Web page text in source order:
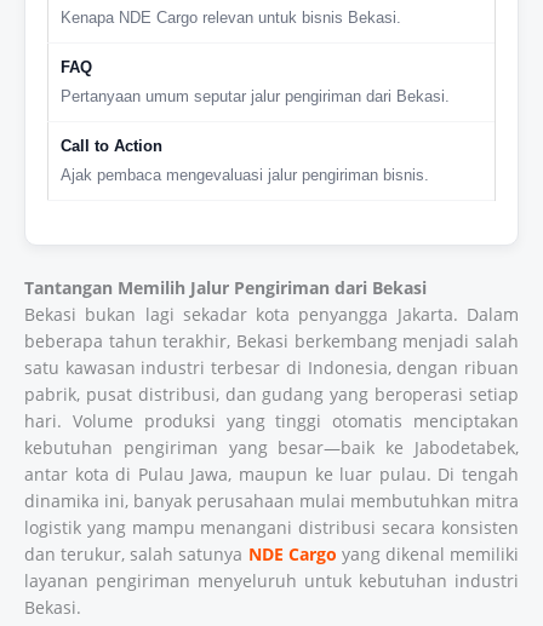
Kenapa NDE Cargo relevan untuk bisnis Bekasi.
FAQ
Pertanyaan umum seputar jalur pengiriman dari Bekasi.
Call to Action
Ajak pembaca mengevaluasi jalur pengiriman bisnis.
Tantangan Memilih Jalur Pengiriman dari Bekasi
Bekasi bukan lagi sekadar kota penyangga Jakarta. Dalam
beberapa tahun terakhir, Bekasi berkembang menjadi salah
satu kawasan industri terbesar di Indonesia, dengan ribuan
pabrik, pusat distribusi, dan gudang yang beroperasi setiap
hari. Volume produksi yang tinggi otomatis menciptakan
kebutuhan pengiriman yang besar—baik ke Jabodetabek,
antar kota di Pulau Jawa, maupun ke luar pulau. Di tengah
dinamika ini, banyak perusahaan mulai membutuhkan mitra
logistik yang mampu menangani distribusi secara konsisten
dan terukur, salah satunya NDE Cargo yang dikenal memiliki
layanan pengiriman menyeluruh untuk kebutuhan industri
Bekasi.